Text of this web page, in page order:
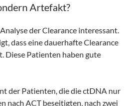
Artefakt?
der Clearance interessant.
dass eine dauerhafte Clearance
Diese Patienten haben gute
der Patienten, die die ctDNA nur
nach ACT beseitigten, nach zwei